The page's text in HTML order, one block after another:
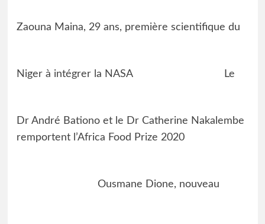
Zaouna Maina, 29 ans, première scientifique du
Niger à intégrer la NASA Le
Dr André Bationo et le Dr Catherine Nakalembe
remportent l’Africa Food Prize 2020
Ousmane Dione, nouveau